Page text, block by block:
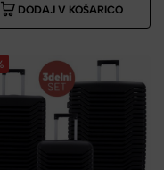
DODAJ V KOŠARICO